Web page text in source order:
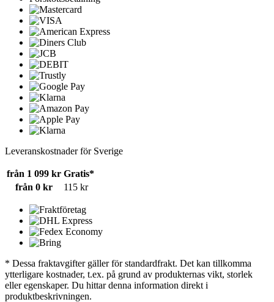
Leveranskostnader för Sverige
från 1 099 kr Gratis*
från 0 kr
115 kr
* Dessa fraktavgifter gäller för standardfrakt. Det kan tillkomma
ytterligare kostnader, t.ex. på grund av produkternas vikt, storlek
eller egenskaper. Du hittar denna information direkt i
produktbeskrivningen.